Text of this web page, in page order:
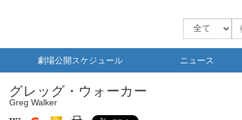
劇場公開スケジュール ニュース
グレッグ・ウォーカー
Greg Walker